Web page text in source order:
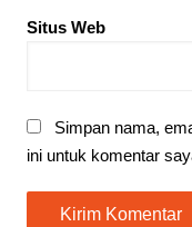
Situs Web
Simpan nama,
ini untuk komentar